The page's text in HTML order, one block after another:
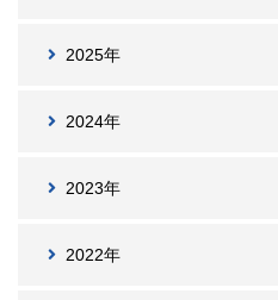
2025年
2024年
2023年
2022年